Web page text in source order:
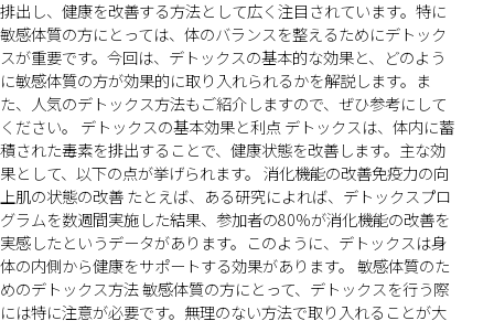
排出し、健康を改善する方法として広く注目されています。特に
敏感体質の方にとっては、体のバランスを整えるためにデトック
スが重要です。今回は、デトックスの基本的な効果と、どのよう
に敏感体質の方が効果的に取り入れられるかを解説します。ま
た、人気のデトックス方法もご紹介しますので、ぜひ参考にして
ください。 デトックスの基本効果と利点 デトックスは、体内に蓄
積された毒素を排出することで、健康状態を改善します。主な効
果として、以下の点が挙げられます。 消化機能の改善免疫力の向
上肌の状態の改善 たとえば、ある研究によれば、デトックスプロ
グラムを数週間実施した結果、参加者の80%が消化機能の改善を
実感したというデータがあります。このように、デトックスは身
体の内側から健康をサポートする効果があります。 敏感体質のた
めのデトックス方法 敏感体質の方にとって、デトックスを行う際
には特に注意が必要です。無理のない方法で取り入れることが大